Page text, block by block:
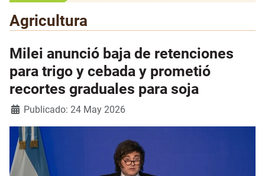
Agricultura
Milei anunció baja de retenciones
para trigo y cebada y prometió
recortes graduales para soja
Detalles
Publicado: 24 May 2026